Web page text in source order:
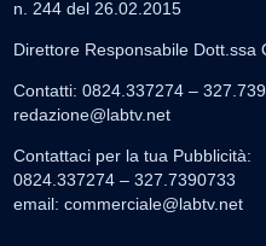
n. 244 del 26.02.2015
Direttore Responsabile Dott.ssa
Contatti: 0824.337274 –
redazione@labtv.net
Contattaci per la tua Pubblicità:
0824.337274 – 327.7390733
email: commerciale@labtv.net